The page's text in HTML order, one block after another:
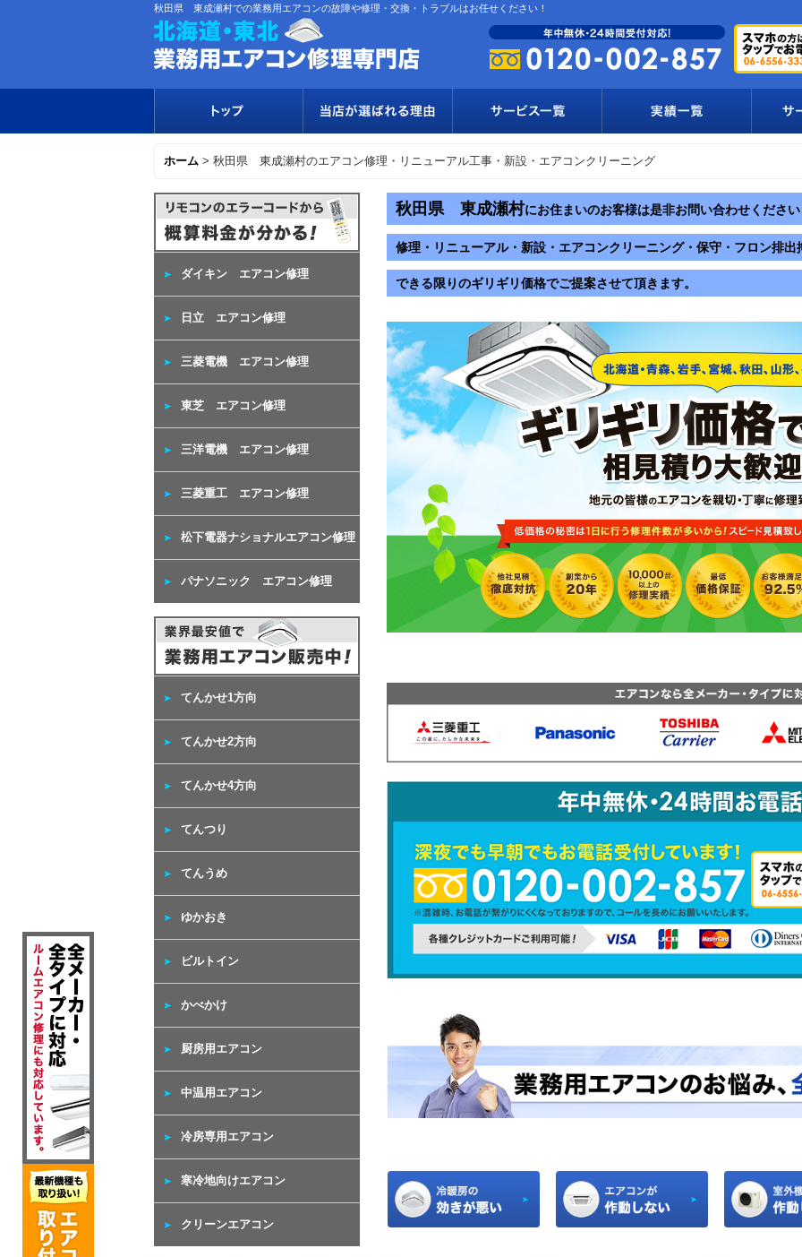
秋田県 東成瀬村での業務用エアコンの故障や修理・交換・トラブルはお任せください！
ホーム > 秋田県 東成瀬村のエアコン修理・リニューアル工事・新設・エアコンクリーニング
ダイキン エアコン修理
日立 エアコン修理
三菱電機 エアコン修理
東芝 エアコン修理
三洋電機 エアコン修理
三菱重工 エアコン修理
松下電器ナショナルエアコン修理
パナソニック エアコン修理
てんかせ1方向
てんかせ2方向
てんかせ4方向
てんつり
てんうめ
ゆかおき
ビルトイン
かべかけ
厨房用エアコン
中温用エアコン
冷房専用エアコン
寒冷地向けエアコン
クリーンエアコン
秋田県 東成瀬村にお住まいのお客様は是非お問い合わせください
修理・リニューアル・新設・エアコンクリーニング・保守・フロン排
できる限りのギリギリ価格でご提案させて頂きます。